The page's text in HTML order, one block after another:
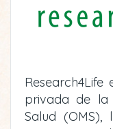
privada de la
Salud